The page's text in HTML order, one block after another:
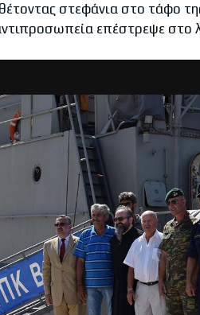
στεφάνια στο τάφο
επέστρεψε στο